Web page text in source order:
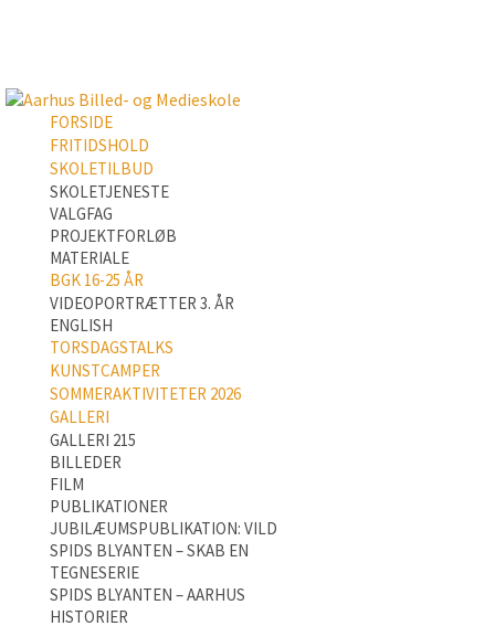
FORSIDE
FRITIDSHOLD
SKOLETILBUD
SKOLETJENESTE
VALGFAG
PROJEKTFORLØB
MATERIALE
BGK 16-25 ÅR
VIDEOPORTRÆTTER 3. ÅR
ENGLISH
TORSDAGSTALKS
KUNSTCAMPER
SOMMERAKTIVITETER 2026
GALLERI
GALLERI 215
BILLEDER
FILM
PUBLIKATIONER
JUBILÆUMSPUBLIKATION: VILD
SPIDS BLYANTEN – SKAB EN
TEGNESERIE
SPIDS BLYANTEN – AARHUS
HISTORIER